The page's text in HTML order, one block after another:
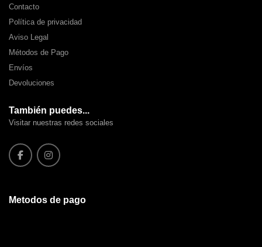
Contacto
Política de privacidad
Aviso Legal
Métodos de Pago
Envíos
Devoluciones
También puedes...
Visitar nuestras redes sociales
Metodos de pago